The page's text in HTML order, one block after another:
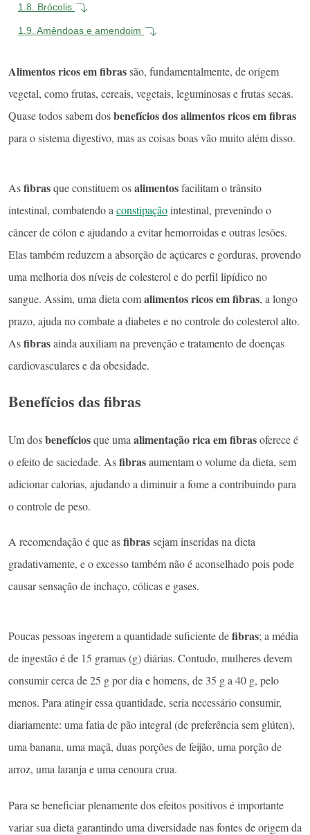
1.8. Brócolis
1.9. Amêndoas e amendoim
Alimentos ricos em fibrassão, fundamentalmente, de origem
vegetal, como frutas, cereais, vegetais, leguminosas e frutas secas.
Quase todos sabem dosbenefícios dos alimentos ricos em fibras
para o sistema digestivo, mas as coisas boas vão muito além disso.
Asfibrasque constituem osalimentosfacilitam o trânsito
intestinal, combatendo a constipaçãointestinal, prevenindo o
câncer de cólon e ajudando a evitar hemorroidas e outras lesões.
Elas também reduzem a absorção de açúcares e gorduras, provendo
uma melhoria dos níveis de colesterol e do perfil lipídico no
sangue. Assim, uma dieta comalimentos ricos em fibras, a longo
prazo, ajuda no combate a diabetes e no controle do colesterol alto.
Asfibrasainda auxiliam na prevenção e tratamento de doenças
cardiovasculares e da obesidade.
Benefícios das fibras
Um dosbenefíciosque umaalimentação ricaem fibrasoferece é
o efeito de saciedade. Asfibrasaumentam o volume da dieta, sem
adicionar calorias, ajudando a diminuir a fome a contribuindo para
o controle de peso.
A recomendação é que asfibrassejam inseridas na dieta
gradativamente, e o excesso também não é aconselhado pois pode
causar sensação de inchaço, cólicas e gases.
Poucas pessoas ingerem a quantidade suficiente defibras; a média
de ingestão é de 15 gramas (g) diárias. Contudo, mulheres devem
consumir cerca de 25 g por dia e homens, de 35 g a 40 g, pelo
menos. Para atingir essa quantidade, seria necessário consumir,
diariamente: uma fatia de pão integral (de preferência sem glúten),
uma banana, uma maçã, duas porções de feijão, uma porção de
arroz, uma laranja e uma cenoura crua.
Para se beneficiar plenamente dos efeitos positivos é importante
variar sua dieta garantindo uma diversidade nas fontes de origem da